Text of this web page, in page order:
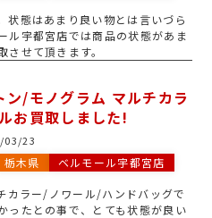
状態はあまり良い物とは言いづら
ル宇都宮店では商品の状態があま
させて頂きます。
ン/モノグラム マルチカラ
お買取しました!
03/23
栃木県 ベルモール宇都宮店
カラー/ノワール/ハンドバッグで
ったとの事で、とても状態が良い